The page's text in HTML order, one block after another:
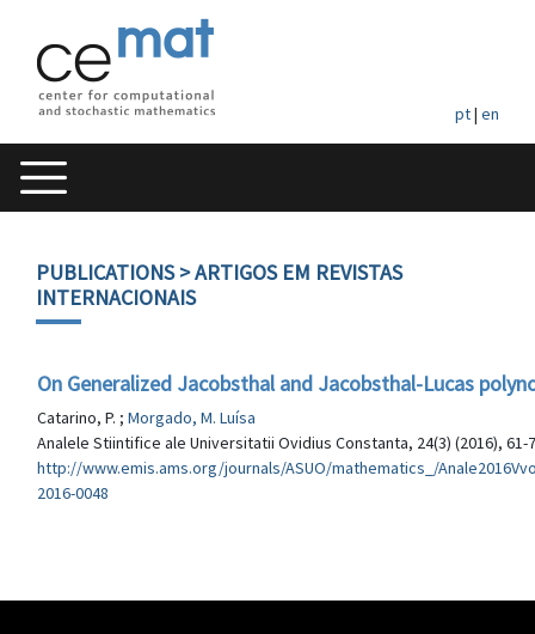
pt| en
PUBLICATIONS> ARTIGOS EM REVISTAS
INTERNACIONAIS
On Generalized Jacobsthal and Jacobsthal-Lucas
Catarino, P. ; Morgado, M. Luísa
Analele Stiintifice ale Universitatii Ovidius Constanta, 24(3) (2016), 61-
http://www.emis.ams.org/journals/ASUO/mathematics_/
2016-0048